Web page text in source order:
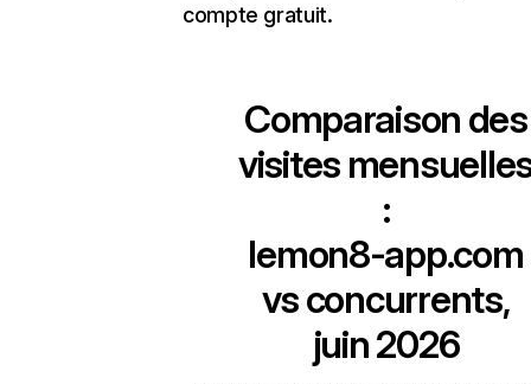
compte gratuit.
Comparaison des
visites
:
lemon8-app.com
vs concurrents,
juin 2026